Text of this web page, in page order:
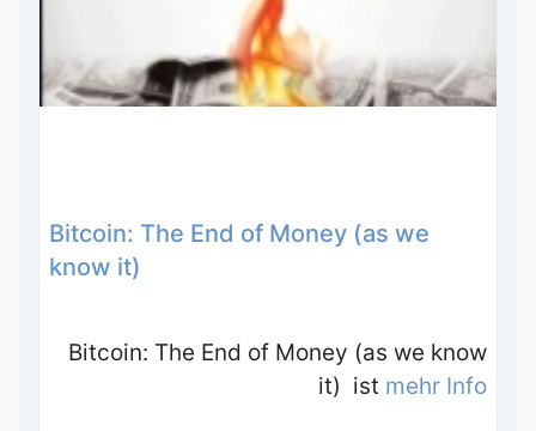
Bitcoin: The End of Money (as we
know it)
Bitcoin: The End of Money (as we know
it) ist mehr Info